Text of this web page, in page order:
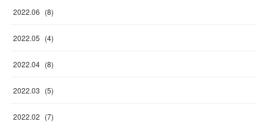
2022.06 (8)
2022.05 (4)
2022.04 (8)
2022.03 (5)
2022.02 (7)